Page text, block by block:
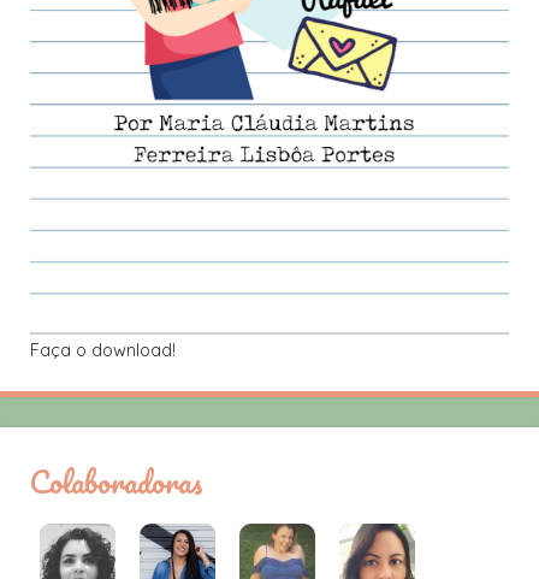
Faça o download!
Colaboradoras